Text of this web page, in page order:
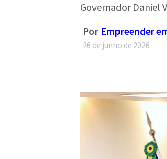
Governador Daniel
Por Empreender
26 de junho de 2026